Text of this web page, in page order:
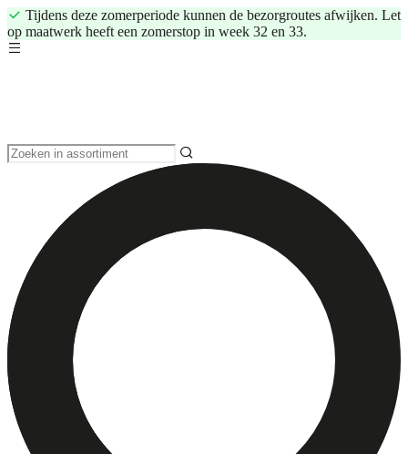
Tijdens deze zomerperiode kunnen de bezorgroutes afwijken. Let
op maatwerk heeft een zomerstop in week 32 en 33.